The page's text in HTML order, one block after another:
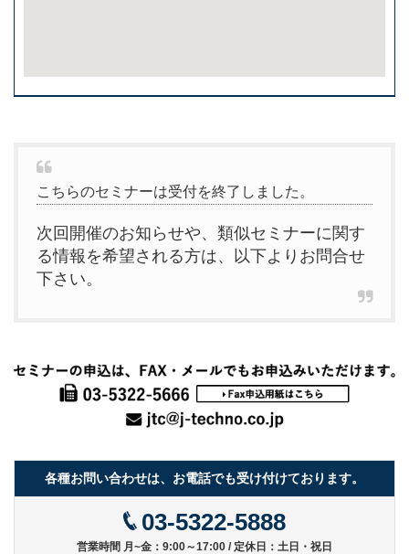
こちらのセミナーは受付を終了しました。
次回開催のお知らせや、類似セミナーに関す
る情報を希望される方は、以下よりお問合せ
下さい。
各種お問い合わせは、お電話でも受け付けております。
03-5322-5888
営業時間 月~金：9:00～17:00 / 定休日：土日・祝日